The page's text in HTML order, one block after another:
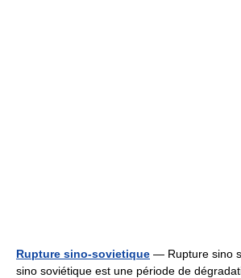
Rupture sino-sovietique — Rupture sino
sino soviétique est une période de